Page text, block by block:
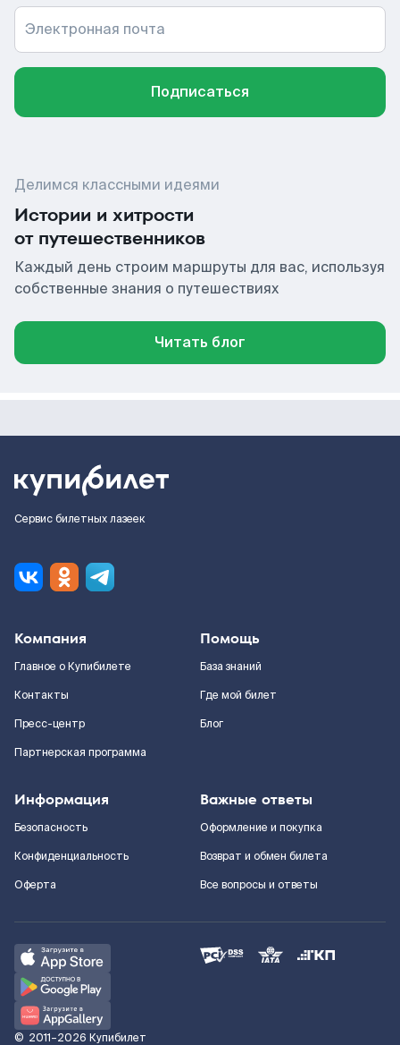
Электронная почта
Подписаться
Делимся классными идеями
Истории и хитрости
от путешественников
Каждый день строим маршруты для вас, используя
собственные знания о путешествиях
Читать блог
Сервис билетных лазеек
Компания
Главное о Купибилете
Контакты
Пресс-центр
Партнерская программа
Помощь
База знаний
Где мой билет
Блог
Информация
Безопасность
Конфиденциальность
Оферта
Важные ответы
Оформление и покупка
Возврат и обмен билета
Все вопросы и ответы
© 2011–2026 Купибилет